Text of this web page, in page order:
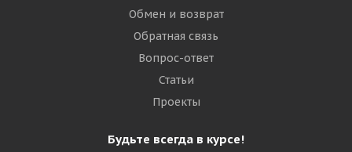
Обмен и возврат
Обратная связь
Вопрос-ответ
Статьи
Проекты
Будьте всегда в курсе!